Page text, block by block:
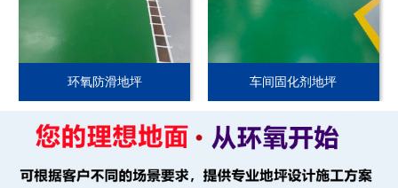
环氧防滑地坪 车间固化剂地坪